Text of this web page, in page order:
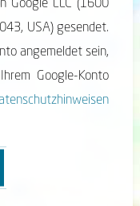
USA) gesendet.
angemeldet sein,
Google-Konto